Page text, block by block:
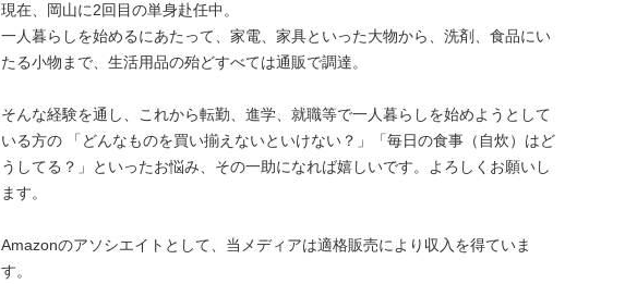
現在、岡山に2回目の単身赴任中。
一人暮らしを始めるにあたって、家電、家具といった大物から、洗剤、食品にい
たる小物まで、生活用品の殆どすべては通販で調達。
そんな経験を通し、これから転勤、進学、就職等で一人暮らしを始めようとして
いる方の 「どんなものを買い揃えないといけない？」「毎日の食事（自炊）はど
うしてる？」といったお悩み、その一助になれば嬉しいです。よろしくお願いし
ます。
Amazonのアソシエイトとして、当メディアは適格販売により収入を得ていま
す。